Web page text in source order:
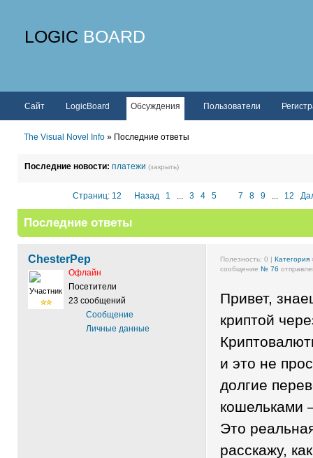
LOGIC BOARD
Сайт LogicBoard Обсуждения Пользователи
The Visual Novel Info » Последние ответы
Последние новости: платежи (закрыть)
Страниц: 12 Назад 1 ... 3 4 5 7 8 9 ... 12
Последние ответы
ChesterPep
Участник
Офлайн
Посетители
23 сообщений
Сообщение
Личные данные
Полезность: 0 | Категория
сообщение № 76
Привет,
криптой
и это не
долгие
кошельками
Это
расскажу,